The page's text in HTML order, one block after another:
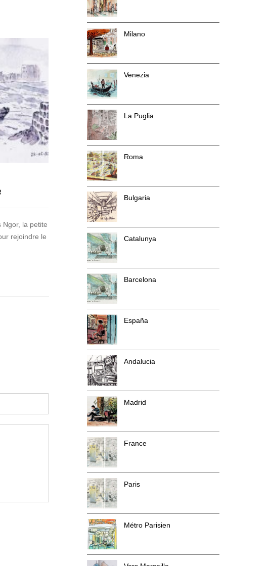
Ngor, la petite
rejoindre le
Milano
Venezia
La Puglia
Roma
Bulgaria
Catalunya
Barcelona
España
Andalucia
Madrid
France
Paris
Métro Parisien